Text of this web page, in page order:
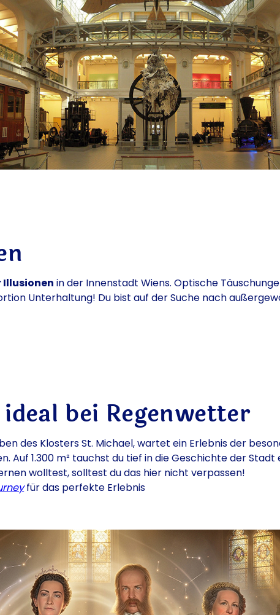
Illusionen in der Innenstadt Wiens. Optische
Unterhaltung! Du bist auf der Suche nach
bei Regenwetter
des Klosters St. Michael, wartet ein Erlebnis der
1.300 m² tauchst du tief in die Geschichte der
wolltest, solltest du das hier nicht verpassen!
für das perfekte Erlebnis